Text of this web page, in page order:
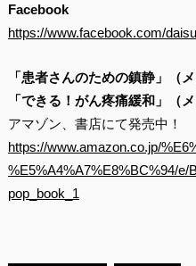
Facebook
https://www.facebook.com/
「患者さんのための鎮静」（
「できる！がん疼痛緩和」（
アマゾン、書店にて発売中！
https://www.amazon.co.jp/
%E5%A4%A7%E8%BC%94/e/
pop_book_1